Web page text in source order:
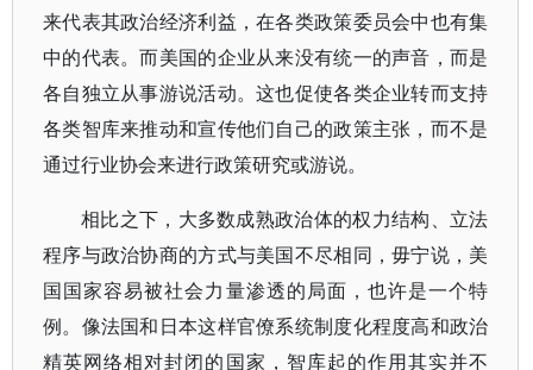
来代表其政治经济利益，在各类政策委员会中也有集
中的代表。而美国的企业从来没有统一的声音，而是
各自独立从事游说活动。这也促使各类企业转而支持
各类智库来推动和宣传他们自己的政策主张，而不是
通过行业协会来进行政策研究或游说。
相比之下，大多数成熟政治体的权力结构、立法
程序与政治协商的方式与美国不尽相同，毋宁说，美
国国家容易被社会力量渗透的局面，也许是一个特
例。像法国和日本这样官僚系统制度化程度高和政治
精英网络相对封闭的国家，智库起的作用其实并不